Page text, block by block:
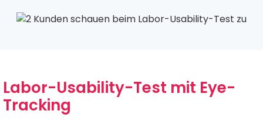
Labor-Usability-Test mit Eye-
Tracking